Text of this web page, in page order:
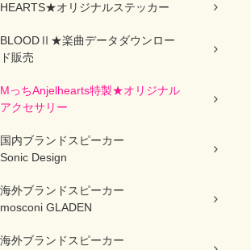
HEARTS★オリジナルステッカー
BLOODⅡ★楽曲データダウンロー
ド販売
MっちAnjelhearts特製★オリジナル
アクセサリー
国内ブランドスピーカー
Sonic Design
海外ブランドスピーカー
mosconi GLADEN
海外ブランドスピーカー